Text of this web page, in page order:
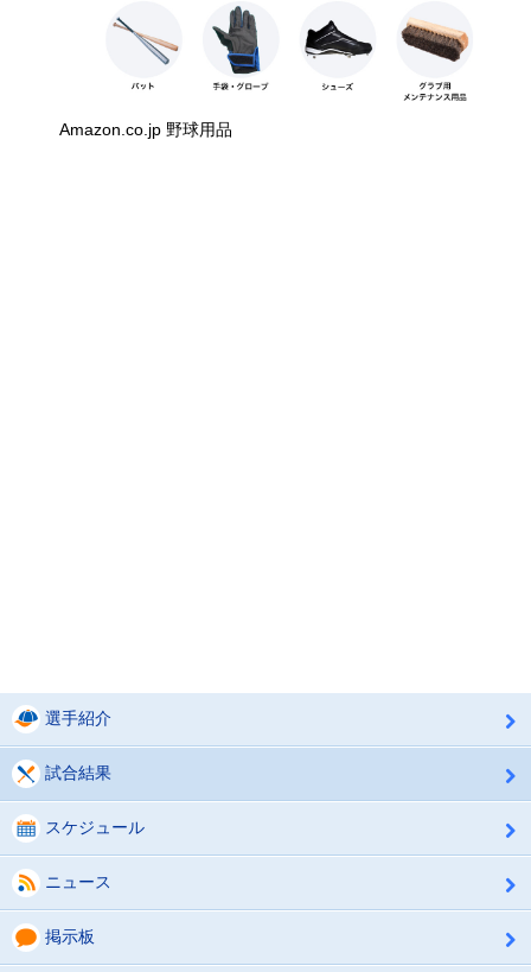
Amazon.co.jp 野球用品
選手紹介
試合結果
スケジュール
ニュース
掲示板